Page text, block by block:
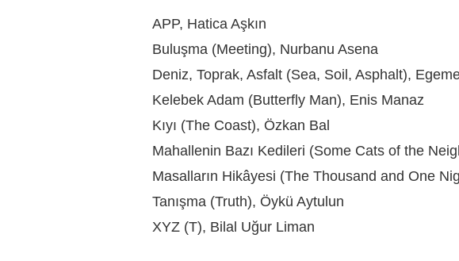
APP, Hatica Aşkın
Buluşma (Meeting), Nurbanu Asena
Deniz, Toprak, Asfalt (Sea, Soil, Asphalt),
Kelebek Adam (Butterfly Man), Enis Manaz
Kıyı (The Coast), Özkan Bal
Mahallenin Bazı Kedileri (Some Cats of the
Masalların Hikâyesi (The Thousand and One
Tanışma (Truth), Öykü Aytulun
XYZ (T), Bilal Uğur Liman